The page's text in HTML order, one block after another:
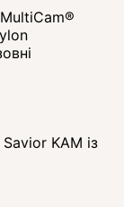
KAM із